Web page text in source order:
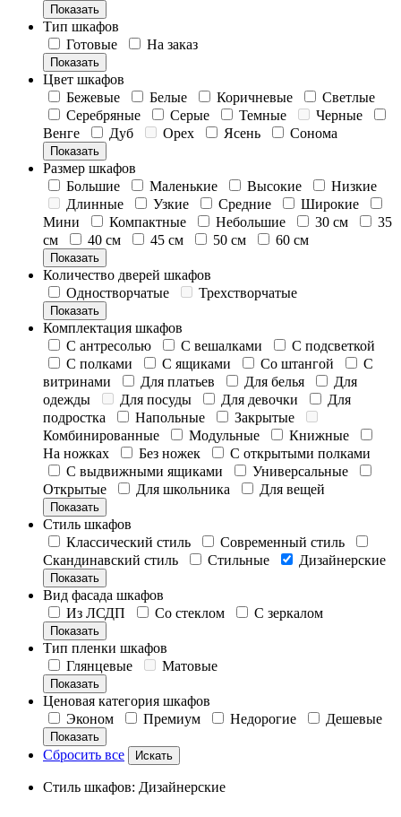
Показать
Тип шкафов
Готовые
На заказ
Показать
Цвет шкафов
Бежевые
Белые Коричневые
Светлые
Серебряные
Серые Темные
Черные
Венге
Дуб Орех Ясень Сонома
Показать
Размер шкафов
Большие
Маленькие Высокие
Низкие
Длинные
Узкие Средние
Широкие
Мини
Компактные Небольшие 30 см
35
см
40 см 45 см 50 см 60 см
Показать
Количество дверей шкафов
Одностворчатые
Трехстворчатые
Показать
Комплектация шкафов
С антресолью
С вешалками
С подсветкой
С полками
С ящиками Со штангой
С
витринами
Для платьев Для белья
Для
одежды
Для посуды Для девочки
Для
подростка
Напольные
Закрытые
Комбинированные
Модульные
Книжные
На ножках
Без ножек
С открытыми полками
С выдвижными ящиками
Универсальные
Открытые
Для школьника Для вещей
Показать
Стиль шкафов
Классический стиль
Современный стиль
Скандинавский стиль
Стильные Дизайнерские
Показать
Вид фасада шкафов
Из ЛСДП
Со стеклом С зеркалом
Показать
Тип пленки шкафов
Глянцевые
Матовые
Показать
Ценовая категория шкафов
Эконом
Премиум Недорогие Дешевые
Показать
Сбросить все
Стиль шкафов: Дизайнерские